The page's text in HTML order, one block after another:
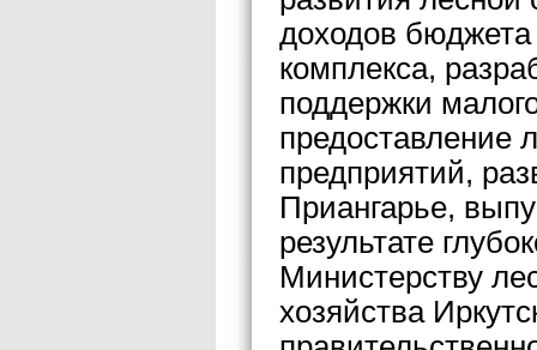
доходов бюджета
комплекса,
поддержки
предоставление
предприятий,
Приангарье,
результате
Министерству
хозяйства